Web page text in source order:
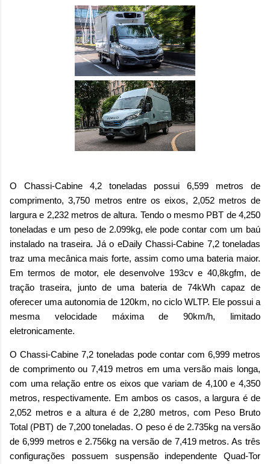
O Chassi-Cabine 4,2 toneladas possui 6,599 metros de
comprimento, 3,750 metros entre os eixos, 2,052 metros de
largura e 2,232 metros de altura. Tendo o mesmo PBT de 4,250
toneladas e um peso de 2.099kg, ele pode contar com um baú
instalado na traseira. Já o eDaily Chassi-Cabine 7,2 toneladas
traz uma mecânica mais forte, assim como uma bateria maior.
Em termos de motor, ele desenvolve 193cv e 40,8kgfm, de
tração traseira, junto de uma bateria de 74kWh capaz de
oferecer uma autonomia de 120km, no ciclo WLTP. Ele possui a
mesma velocidade máxima de 90km/h, limitado
eletronicamente.
O Chassi-Cabine 7,2 toneladas pode contar com 6,999 metros
de comprimento ou 7,419 metros em uma versão mais longa,
com uma relação entre os eixos que variam de 4,100 e 4,350
metros, respectivamente. Em ambos os casos, a largura é de
2,052 metros e a altura é de 2,280 metros, com Peso Bruto
Total (PBT) de 7,200 toneladas. O peso é de 2.735kg na versão
de 6,999 metros e 2.756kg na versão de 7,419 metros. As três
configurações possuem suspensão independente Quad-Tor